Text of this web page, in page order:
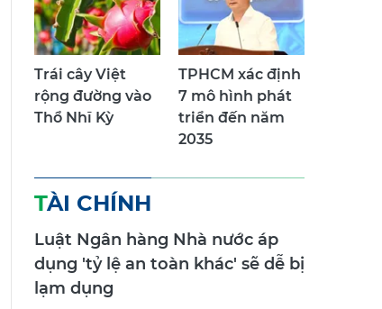
Trái cây Việt
rộng đường vào
Thổ Nhĩ Kỳ
TPHCM xác định
7 mô hình phát
triển đến năm
2035
TÀI CHÍNH
Luật Ngân hàng Nhà nước áp
dụng 'tỷ lệ an toàn khác' sẽ dễ bị
lạm dụng